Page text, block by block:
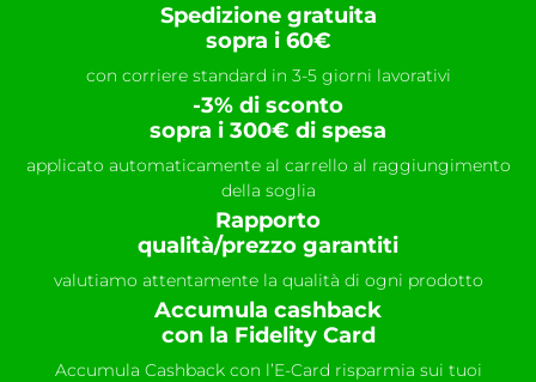
Spedizione gratuita
sopra i 60€
con corriere standard in 3-5 giorni lavorativi
-3% di sconto
sopra i 300€ di spesa
applicato automaticamente al carrello al raggiungimento
della soglia
Rapporto
qualità/prezzo garantiti
valutiamo attentamente la qualità di ogni prodotto
Accumula cashback
con la Fidelity Card
Accumula Cashback con l’E-Card risparmia sui tuoi